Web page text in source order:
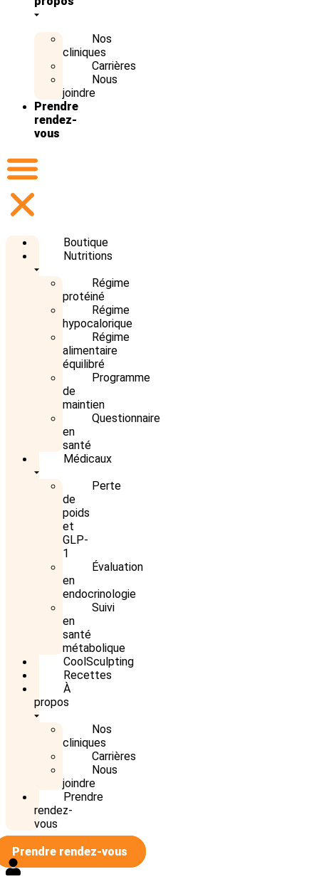
Nos
cliniques
Carrières
Nous
joindre
Prendre
rendez-
vous
Boutique
Nutritions
Régime
protéiné
Régime
hypocalorique
Régime
alimentaire
équilibré
Programme
de
maintien
Questionnaire
en
santé
Médicaux
Perte
de
poids
et
GLP-
1
Évaluation
en
endocrinologie
Suivi
en
santé
métabolique
CoolSculpting
Recettes
À
propos
Nos
cliniques
Carrières
Nous
joindre
Prendre
rendez-
vous
Prendre rendez-vous